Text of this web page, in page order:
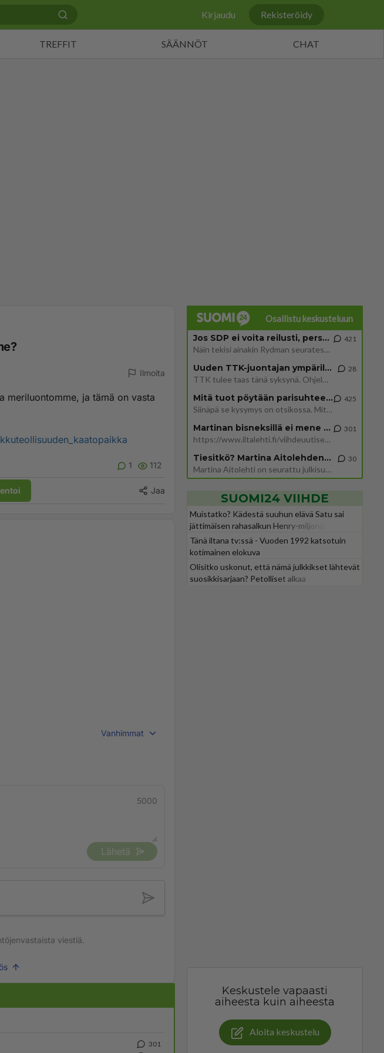
Kirjaudu Rekisteröidy
TREFFIT SÄÄNNÖT CHAT
Ilmoita
meriluontomme, ja tämä on vasta
1 112
Jaa
Vanhimmat
5000
Lähetä
viestiä.
301
Osallistu keskusteluun
Jos SDP ei voita reilusti, persut kumoavat demokratian Suomesta
Näin tekisi ainakin Rydman seuratessaan idolinsa Trumpin mallia https://www.is.fi/politiikka/art-2000012187244.html
421
Uuden TTK-juontajan ympärillä epätietoisuus sakenee - Nyt MTV hämmentää soppaa
TTK tulee taas tänä syksynä. Ohjelman uudet tähtioppilaat julkistetaan torstaina 6. elokuuta klo 14 alkavassa lehdistö
28
Mitä tuot pöytään parisuhteessa?
Siinäpä se kysymys on otsikossa. Mitäpä siis tuot/toisit pöytään parisuhteessa? Oletko mies vai nainen? Koetko sen mitä
425
Martinan bisneksillä ei mene hyvin
https://www.iltalehti.fi/viihdeuutiset/a/c46da6ab-340f-4790-aaa7-0865eed2336 Yrityksen konkurssihakemus on tullut kärä
301
Tiesitkö? Martina Aitolehden isäpuoli on tämä suosittu laulaja
Martina Aitolehti on seurattu julkisuuden henkilö. Lähipiiriin mahtuu muitakin tunnettuja henkilöitä. Tiesitkö, että Ma
30
SUOMI24 VIIHDE
Muistatko? Kädestä suuhun elävä Satu sai
jättimäisen rahasalkun Henry-miljonääriltä
Tänä iltana tv:ssä - Vuoden 1992 katsotuin
kotimainen elokuva
Olisitko uskonut, että nämä julkkikset lähtevät
suosikkisarjaan? Petolliset alkaa
Keskustele vapaasti
aiheesta kuin aiheesta
Aloita keskustelu